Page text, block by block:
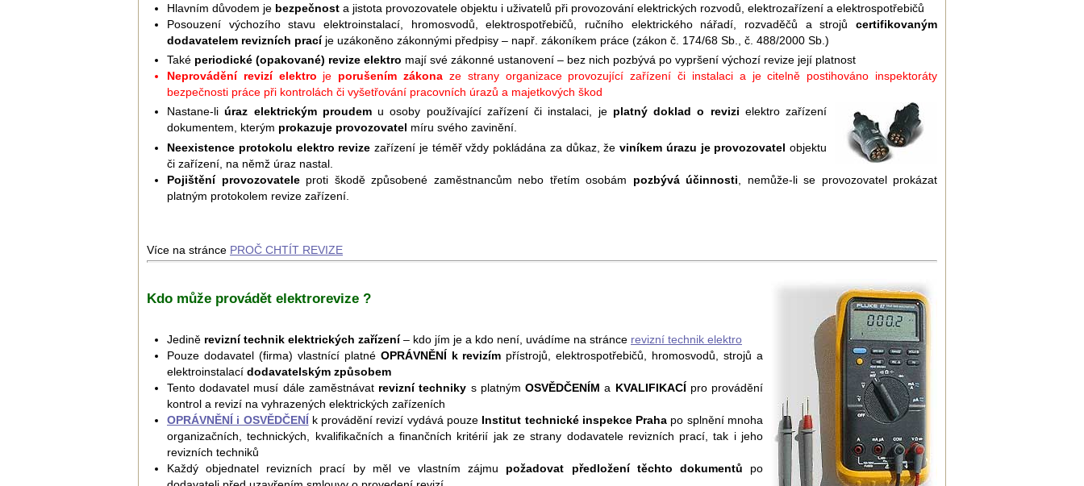
Hlavním důvodem je bezpečnost a jistota provozovatele objektu i uživatelů při provozování elektrických rozvodů, elektrozařízení a elektrospotřebičů
Posouzení výchozího stavu elektroinstalací, hromosvodů, elektrospotřebičů, ručního elektrického nářadí, rozvaděčů a strojů certifikovaným
dodavatelem revizních pracíje uzákoněno zákonnými předpisy – např. zákoníkem práce (zákon č. 174/68 Sb., č. 488/2000 Sb.)
Také periodické (opakované) revize elektro mají své zákonné ustanovení – bez nich pozbývá po vypršení výchozí revize její platnost
Neprovádění revizí elektro je porušením zákona ze strany organizace provozující zařízení či instalaci a je citelně postihováno inspektoráty
bezpečnosti práce při kontrolách či vyšetřování pracovních úrazů a majetkových škod
Nastane-liúraz elektrickým proudemu osoby používající zařízení či instalaci, je platný doklad o revizi elektro zařízení
dokumentem, kterým prokazuje provozovatel míru svého zavinění.
Neexistence protokolu elektro revize zařízení je téměř vždy pokládána za důkaz, že viníkem úrazu je provozovatel objektu
či zařízení, na němž úraz nastal.
Pojištění provozovateleproti škodě způsobené zaměstnancům nebo třetím osobám pozbývá účinnosti , nemůže-li se provozovatel prokázat
platným protokolem revize zařízení.
Více na stránce PROČ CHTÍT REVIZE
Kdo může provádět elektrorevize ?
Jedině revizní technik elektrických zařízení– kdo jím je a kdo není, uvádíme na stránce revizní technik elektro
Pouze dodavatel (firma) vlastnící platné OPRÁVNĚNÍ k revizím přístrojů, elektrospotřebičů, hromosvodů, strojů a
elektroinstalací dodavatelským způsobem
Tento dodavatel musí dále zaměstnávat revizní techniky s platnýmOSVĚDČENÍM a KVALIFIKACÍ pro provádění
kontrol a revizí na vyhrazených elektrických zařízeních
OPRÁVNĚNÍ i OSVĚDČENÍ k provádění revizí vydává pouze Institut technické inspekce Praha po splnění mnoha
organizačních, technických, kvalifikačních a finančních kritérií jak ze strany dodavatele revizních prací, tak i jeho
revizních techniků
Každý objednatel revizních prací by měl ve vlastním zájmu požadovat předložení těchto dokumentů po